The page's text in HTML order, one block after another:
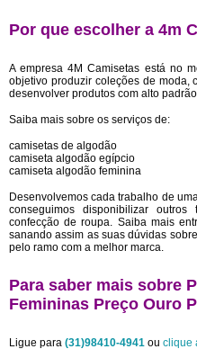
Por que escolher a 4m
A empresa 4M Camisetas está no
objetivo produzir coleções de moda,
desenvolver produtos com alto
Saiba mais sobre os serviços de:
camisetas de algodão
camiseta algodão egípcio
camiseta algodão feminina
Desenvolvemos cada trabalho de
conseguimos disponibilizar
confecção de roupa. Saiba mais
sanando assim as suas dúvidas
pelo ramo com a melhor marca.
Para saber mais sobre
Femininas Preço Ouro
Ligue para (31)98410-4941 ou clique